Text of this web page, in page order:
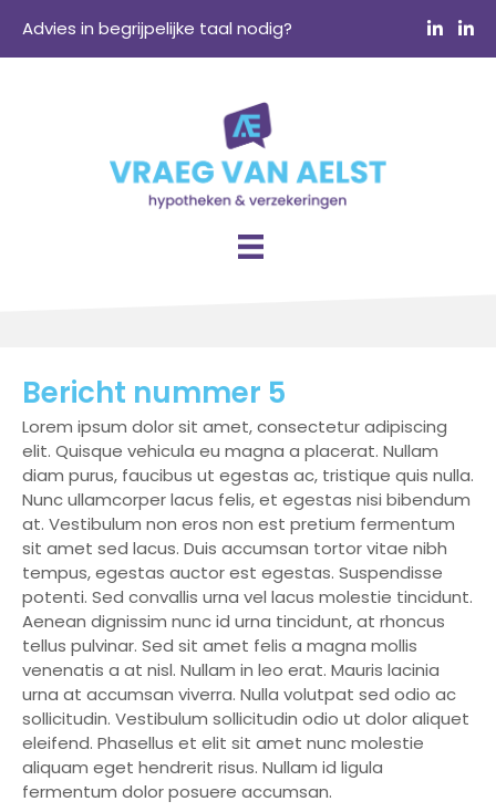
Advies in begrijpelijke taal nodig?
Bericht nummer 5
Lorem ipsum dolor sit amet, consectetur adipiscing
elit. Quisque vehicula eu magna a placerat. Nullam
diam purus, faucibus ut egestas ac, tristique quis nulla.
Nunc ullamcorper lacus felis, et egestas nisi bibendum
at. Vestibulum non eros non est pretium fermentum
sit amet sed lacus. Duis accumsan tortor vitae nibh
tempus, egestas auctor est egestas. Suspendisse
potenti. Sed convallis urna vel lacus molestie tincidunt.
Aenean dignissim nunc id urna tincidunt, at rhoncus
tellus pulvinar. Sed sit amet felis a magna mollis
venenatis a at nisl. Nullam in leo erat. Mauris lacinia
urna at accumsan viverra. Nulla volutpat sed odio ac
sollicitudin. Vestibulum sollicitudin odio ut dolor aliquet
eleifend. Phasellus et elit sit amet nunc molestie
aliquam eget hendrerit risus. Nullam id ligula
fermentum dolor posuere accumsan.